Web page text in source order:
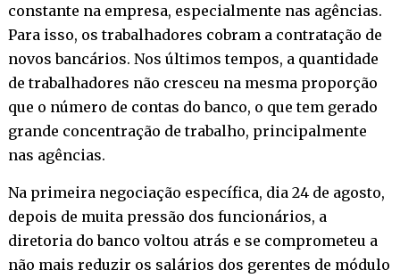
constante na empresa, especialmente nas agências.
Para isso, os trabalhadores cobram a contratação de
novos bancários. Nos últimos tempos, a quantidade
de trabalhadores não cresceu na mesma proporção
que o número de contas do banco, o que tem gerado
grande concentração de trabalho, principalmente
nas agências.
Na primeira negociação específica, dia 24 de agosto,
depois de muita pressão dos funcionários, a
diretoria do banco voltou atrás e se comprometeu a
não mais reduzir os salários dos gerentes de módulo